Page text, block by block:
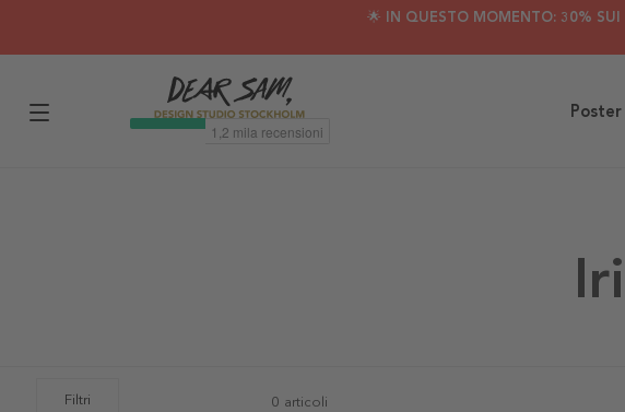
🌟 IN QUESTO MOMENTO: 30% SUI
Poster
Filtri 0 articoli